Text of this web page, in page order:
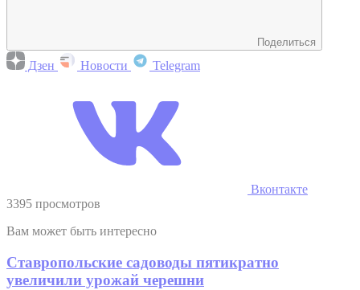
Поделиться
Дзен Новости Telegram
Вконтакте
3395 просмотров
Вам может быть интересно
Ставропольские садоводы пятикратно
увеличили урожай черешни